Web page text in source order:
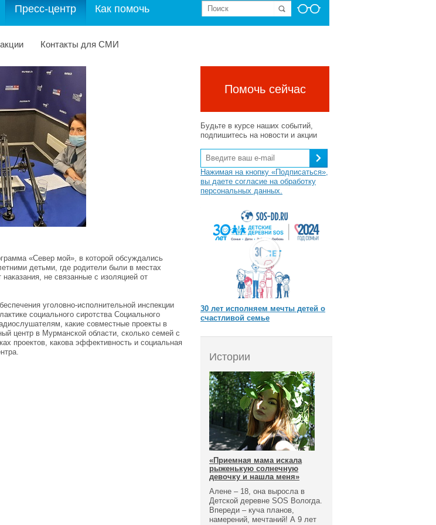
Пресс-центр Как помочь
Контакты для СМИ
«Север мой», в которой обсуждались
детьми, где родители были в местах
не связанные с изоляцией от
уголовно-исполнительной инспекции
социального сиротства Социального
какие совместные проекты в
центр в Мурманской области, сколько семей с
проектов, какова эффективность и социальная
Помочь сейчас
Будьте в курсе наших событий,
подпишитесь на новости и акции
Нажимая на кнопку «Подписаться»,
вы даете согласие на обработку
персональных данных.
30 лет исполняем мечты детей о
счастливой семье
Истории
«Приемная мама искала
рыженькую солнечную
девочку и нашла меня»
Алене – 18, она выросла в
Детской деревне SOS Вологда.
Впереди – куча планов,
намерений, мечтаний! А 9 лет